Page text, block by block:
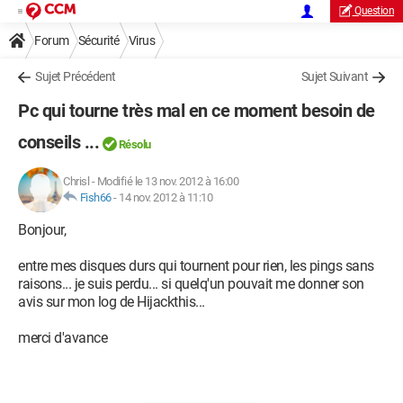
Question
Forum Sécurité Virus
Sujet Précédent Sujet Suivant
Pc qui tourne très mal en ce moment besoin de
conseils ...
Résolu
Chrisl - Modifié le 13 nov. 2012 à 16:00
Fish66- 14 nov. 2012 à 11:10
Bonjour,
entre mes disques durs qui tournent pour rien, les pings sans
raisons... je suis perdu... si quelq'un pouvait me donner son
avis sur mon log de Hijackthis...
merci d'avance